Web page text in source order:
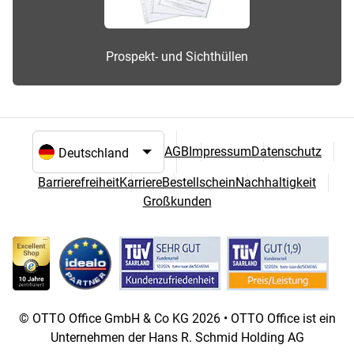
Prospekt- und Sichthüllen
Sprach- und Landesauswahl
AGBImpressumDatenschutz
BarrierefreiheitKarriereBestellscheinNachhaltigkeit
Großkunden
© OTTO Office GmbH & Co KG 2026 • OTTO Office ist ein
Unternehmen der Hans R. Schmid Holding AG